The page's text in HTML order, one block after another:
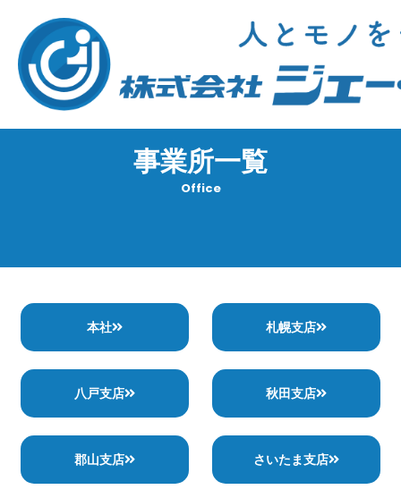
ッ
事業所一覧
Office
本社 札幌支店
八戸支店 秋田支店
郡山支店 さいたま支店